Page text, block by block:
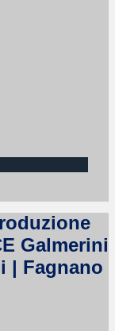
Galmerini
| Fagnano